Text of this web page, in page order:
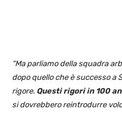
“Ma parliamo della squadra
dopo quello che è successo a
rigore. Questi rigori in 100
si dovrebbero reintrodurre